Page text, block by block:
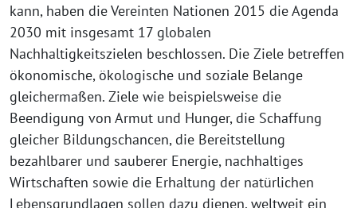
kann, haben die Vereinten Nationen 2015 die Agenda
2030 mit insgesamt 17 globalen
Nachhaltigkeitszielen beschlossen. Die Ziele betreffen
ökonomische, ökologische und soziale Belange
gleichermaßen. Ziele wie beispielsweise die
Beendigung von Armut und Hunger, die Schaffung
gleicher Bildungschancen, die Bereitstellung
bezahlbarer und sauberer Energie, nachhaltiges
Wirtschaften sowie die Erhaltung der natürlichen
Lebensgrundlagen sollen dazu dienen, weltweit ein